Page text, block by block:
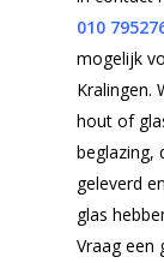
010
mogelijk
Kralingen.
hout of
beglazing,
geleverd
glas
Vraag een